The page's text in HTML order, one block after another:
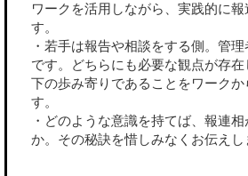
ワークを活用しながら、実践的に
す。
・若手は報告や相談をする側。管
です。どちらにも必要な観点が存
下の歩み寄りであることをワークか
す。
・どのような意識を持てば、報連
か。その秘訣を惜しみなくお伝えし